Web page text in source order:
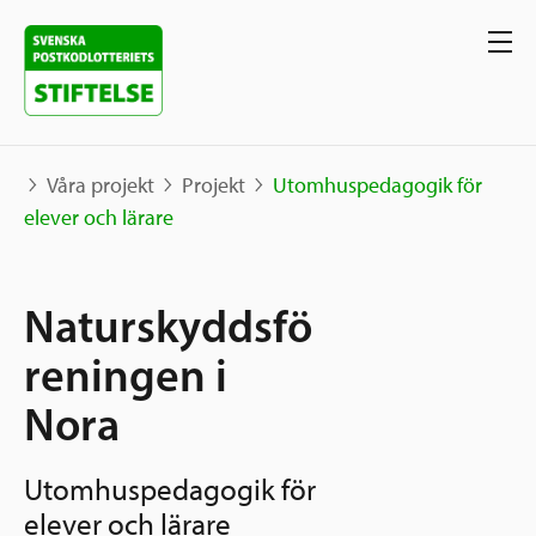
Projekt
Berättelser
Våra stöd
Sverige och övriga världen
Grannskapsinitiativet
Utlysningar
Samhällsentreprenörskap
Sök stöd
Ansök
Våra projekt Projekt
Utomhuspedagogik för
elever och lärare
Naturskyddsfö
reningen i
Nora
Utomhuspedagogik för
elever och lärare